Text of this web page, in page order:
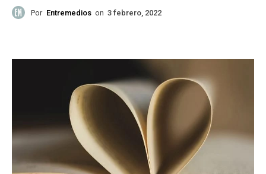
Por Entremedios on 3 febrero, 2022